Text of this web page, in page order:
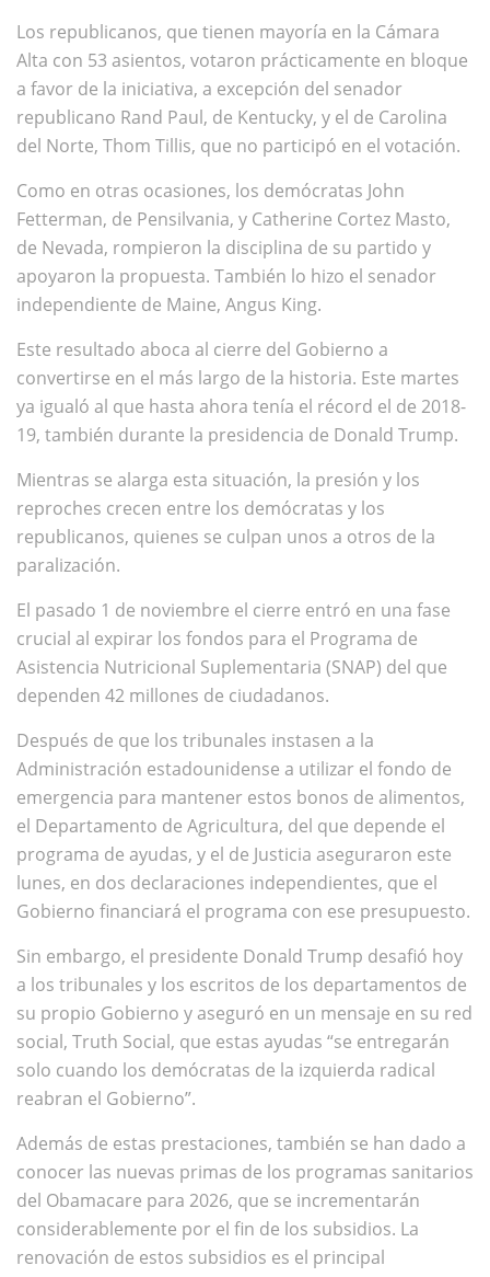
Los republicanos, que tienen mayoría en la Cámara
Alta con 53 asientos, votaron prácticamente en bloque
a favor de la iniciativa, a excepción del senador
republicano Rand Paul, de Kentucky, y el de Carolina
del Norte, Thom Tillis, que no participó en el votación.
Como en otras ocasiones, los demócratas John
Fetterman, de Pensilvania, y Catherine Cortez Masto,
de Nevada, rompieron la disciplina de su partido y
apoyaron la propuesta. También lo hizo el senador
independiente de Maine, Angus King.
Este resultado aboca al cierre del Gobierno a
convertirse en el más largo de la historia. Este martes
ya igualó al que hasta ahora tenía el récord el de 2018-
19, también durante la presidencia de Donald Trump.
Mientras se alarga esta situación, la presión y los
reproches crecen entre los demócratas y los
republicanos, quienes se culpan unos a otros de la
paralización.
El pasado 1 de noviembre el cierre entró en una fase
crucial al expirar los fondos para el Programa de
Asistencia Nutricional Suplementaria (SNAP) del que
dependen 42 millones de ciudadanos.
Después de que los tribunales instasen a la
Administración estadounidense a utilizar el fondo de
emergencia para mantener estos bonos de alimentos,
el Departamento de Agricultura, del que depende el
programa de ayudas, y el de Justicia aseguraron este
lunes, en dos declaraciones independientes, que el
Gobierno financiará el programa con ese presupuesto.
Sin embargo, el presidente Donald Trump desafió hoy
a los tribunales y los escritos de los departamentos de
su propio Gobierno y aseguró en un mensaje en su red
social, Truth Social, que estas ayudas “se entregarán
solo cuando los demócratas de la izquierda radical
reabran el Gobierno”.
Además de estas prestaciones, también se han dado a
conocer las nuevas primas de los programas sanitarios
del Obamacare para 2026, que se incrementarán
considerablemente por el fin de los subsidios. La
renovación de estos subsidios es el principal